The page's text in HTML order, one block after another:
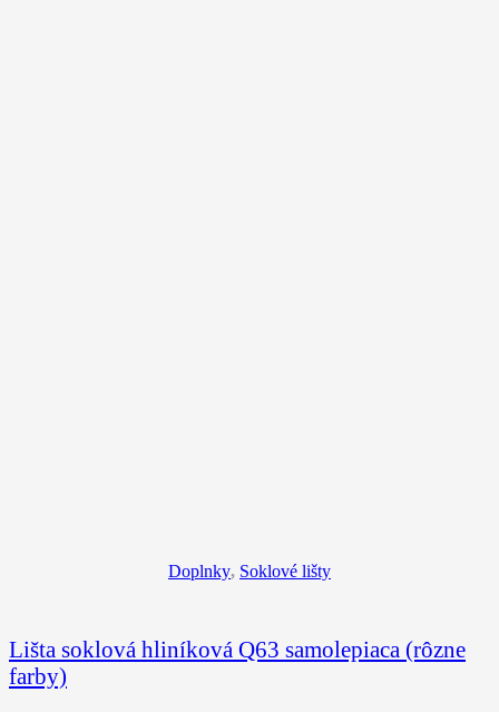
Doplnky, Soklové lišty
Lišta soklová hliníková Q63 samolepiaca (rôzne
farby)